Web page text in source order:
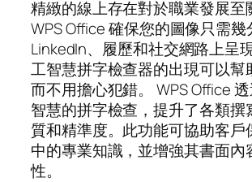
精緻的線上存在對於職業發展至
WPS Office 確保您的圖像只需
LinkedIn、履歷和社交網路上呈
工智慧拼字檢查器的出現可以幫
而不用擔心犯錯。 WPS Office 透
智慧的拼字檢查，提升了各類撰
質和精準度。此功能可協助客戶
中的專業知識，並增強其書面內
性。